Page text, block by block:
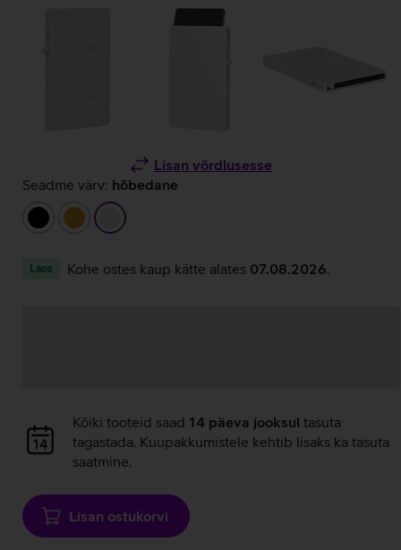
Lisan võrdlusesse
Seadme värv: hõbedane
must
kuldne hõbedane
Laos Kohe ostes kaup kätte alates 07.08.2026
laadimine
Andmete
laadimine
Kõiki tooteid saad 14 päeva jooksul tasuta
tagastada. Kuupakkumistele kehtib lisaks ka tasuta
saatmine.
Lisan ostukorvi